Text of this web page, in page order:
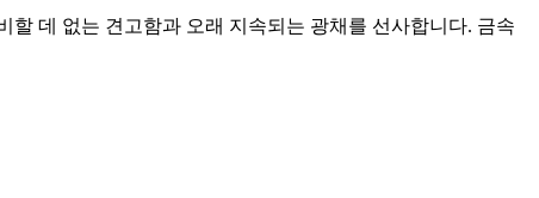
데 없는 견고함과 오래 지속되는 광채를 선사합니다. 금속